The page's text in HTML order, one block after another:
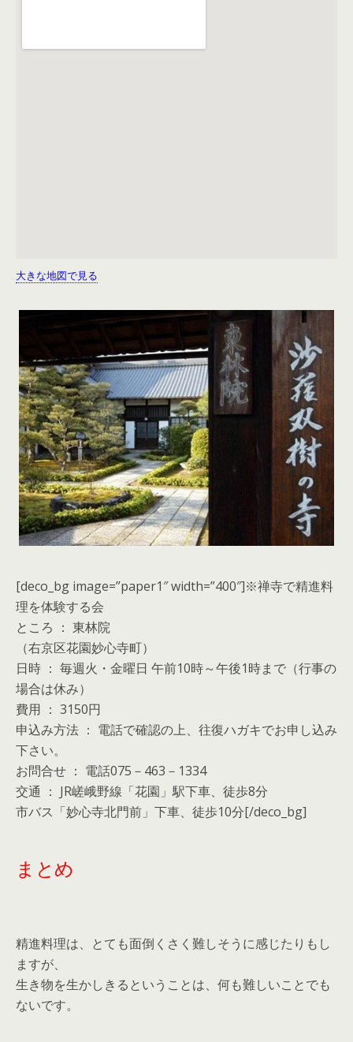
大きな地図で見る
[deco_bg image=”paper1″ width=”400″]※禅寺で精進料
理を体験する会
ところ ： 東林院
（右京区花園妙心寺町）
日時 ： 毎週火・金曜日 午前10時～午後1時まで（行事の
場合は休み）
費用 ： 3150円
申込み方法 ： 電話で確認の上、往復ハガキでお申し込み
下さい。
お問合せ ： 電話075－463－1334
交通 ： JR嵯峨野線「花園」駅下車、徒歩8分
市バス「妙心寺北門前」下車、徒歩10分[/deco_bg]
まとめ
精進料理は、とても面倒くさく難しそうに感じたりもし
ますが、
生き物を生かしきるということは、何も難しいことでも
ないです。